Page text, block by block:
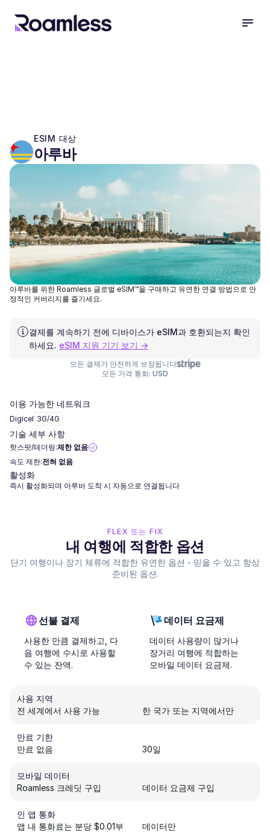
ESIM 대상
아루바
아루바를 위한 Roamless 글로벌 eSIM™을 구매하고 유연한 연결 방법으로 안
정적인 커버리지를 즐기세요.
결제를 계속하기 전에 디바이스가 eSIM과 호환되는지 확인
하세요. eSIM 지원 기기 보기 →
모든 결제가 안전하게 보장됩니다
모든 가격 통화: USD
이용 가능한 네트워크
Digicel 3G/4G
기술 세부 사항
핫스팟/테더링:제한 없음
속도 제한:전혀 없음
활성화
즉시 활성화되며 아루바 도착 시 자동으로 연결됩니다
FLEX 또는 FIX
내 여행에 적합한 옵션
단기 여행이나 장기 체류에 적합한 유연한 옵션 - 믿을 수 있고 항상
준비된 옵션.
선불 결제
사용한 만큼 결제하고, 다
음 여행에 수시로 사용할
수 있는 잔액.
데이터 요금제
데이터 사용량이 많거나
장거리 여행에 적합하는
모바일 데이터 요금제.
사용 지역
전 세계에서 사용 가능
한 국가 또는 지역에서만
만료 기한
만료 없음
30일
모바일 데이터
Roamless 크레딧 구입
데이터 요금제 구입
인 앱 통화
앱 내 통화료는 분당 $0.01부
데이터만